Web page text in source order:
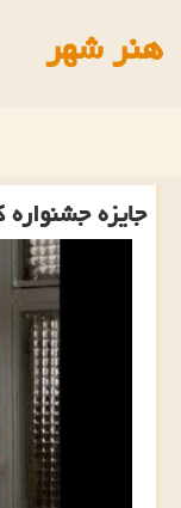
هنر شهر
جایزه